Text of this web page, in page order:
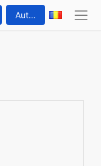
Autentificare